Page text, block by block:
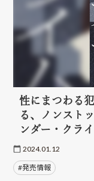
性にまつわる
る、ノンスト
ンダー・クラ
2024.01.12
#発売情報